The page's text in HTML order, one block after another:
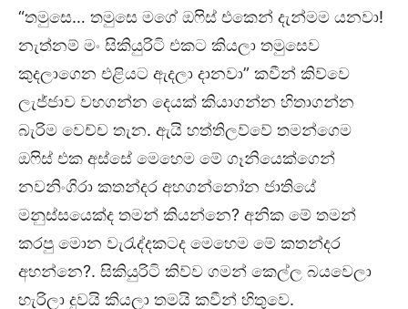
“තමුසෙ… තමුසෙ මගේ ඔෆිස් එකෙන් දැන්මම යනවා!
නැත්නම් මං සිකියුරිටි එකට කියලා තමුසෙව
කුදලාගෙන එළියට ඇදලා දානවා” කවීන් කිව්වෙ
ලැජ්ජාව වහගන්න දෙයක් කියාගන්න හිතාගන්න
බැරිම වෙච්ච තැන. ඇයි හත්තිලව්වේ තමන්ගෙම
ඔෆිස් එක අස්සේ මෙහෙම මේ ගෑනියෙක්ගෙන්
නවනිංගිරා කතන්දර අහගන්නෝන ජාතියේ
මනුස්සයෙක්ද තමන් කියන්නෙ? අනික මේ තමන්
කරපු මොන වැරැද්දකටද මෙහෙම මේ කතන්දර
අහන්නෙ?. සිකියුරිටි කිව්ව ගමන් කෙල්ල බයවෙලා
හැරිලා දුවයි කියලා තමයි කවීන් හිතුවෙ.